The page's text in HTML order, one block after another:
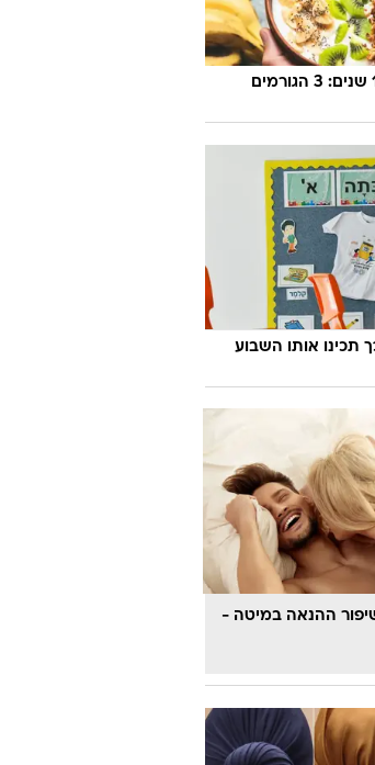
איך לעכב דמנציה ב-13 שנים: 3 הגורמים
תכינו אותו השבוע
ההנאה במיטה -